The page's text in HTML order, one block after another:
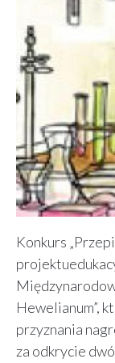
Konkurs
Hewelianum”,
przyznania
za odkrycie